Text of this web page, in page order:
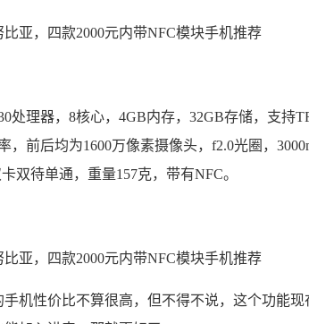
处理器，8核心，4GB内存，32GB存储，支持
，前后均为1600万像素摄像头，f2.0光圈，
双待单通，重量157克，带有NFC。
机性价比不算很高，但不得不说，这个功能现